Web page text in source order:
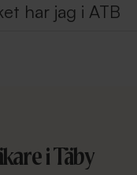
har jag i ATB
i Täby